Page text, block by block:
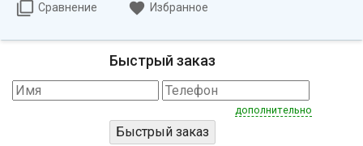
Сравнение Избранное
Быстрый заказ
дополнительно